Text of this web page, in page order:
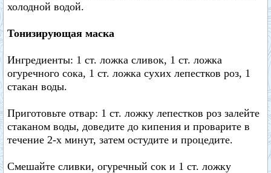
холодной водой.
Тонизирующая маска
Ингредиенты: 1 ст. ложка сливок, 1 ст. ложка
огуречного сока, 1 ст. ложка сухих лепестков роз, 1
стакан воды.
Приготовьте отвар: 1 ст. ложку лепестков роз залейте
стаканом воды, доведите до кипения и проварите в
течение 2-х минут, затем остудите и процедите.
Смешайте сливки, огуречный сок и 1 ст. ложку